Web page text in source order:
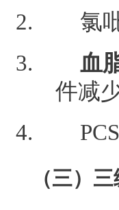
氯
血
件减
（三）